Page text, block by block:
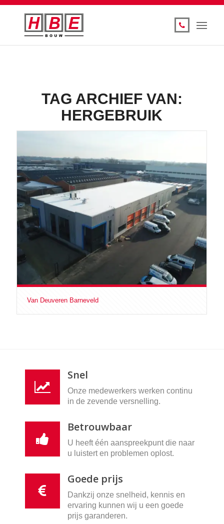
TAG ARCHIEF VAN:
HERGEBRUIK
Van Deuveren Barneveld
Snel
Onze medewerkers werken continu
in de zevende versnelling.
Betrouwbaar
U heeft één aanspreekpunt die naar
u luistert en problemen oplost.
Goede prijs
Dankzij onze snelheid, kennis en
ervaring kunnen wij u een goede
prijs garanderen.